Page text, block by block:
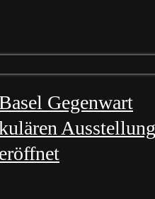
Gegenwart
Ausstellung